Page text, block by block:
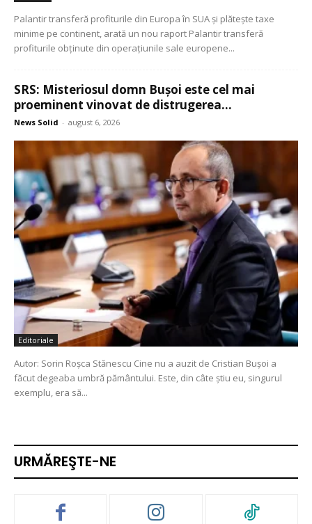
Palantir transferă profiturile din Europa în SUA și plătește taxe
minime pe continent, arată un nou raport Palantir transferă
profiturile obținute din operațiunile sale europene...
SRS: Misteriosul domn Bușoi este cel mai
proeminent vinovat de distrugerea...
News Solid - august 6, 2026
Editoriale
Autor: Sorin Roșca Stănescu Cine nu a auzit de Cristian Bușoi a
făcut degeaba umbră pământului. Este, din câte știu eu, singurul
exemplu, era să...
URMĂREŞTE-NE